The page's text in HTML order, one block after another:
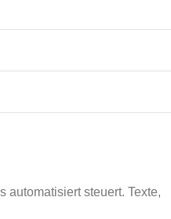
automatisiert steuert. Texte,